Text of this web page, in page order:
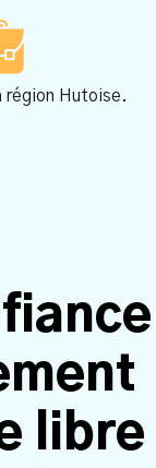
région Hutoise.
libre